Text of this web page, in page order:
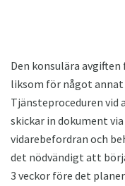
Den konsulära
liksom för något annat
Tjänsteproceduren vid
skickar in dokument
vidarebefordran och
det nödvändigt att
3 veckor före det